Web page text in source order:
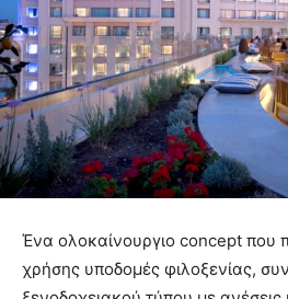
Ένα ολοκαίνουργιο concept που
χρήσης υποδομές φιλοξενίας,